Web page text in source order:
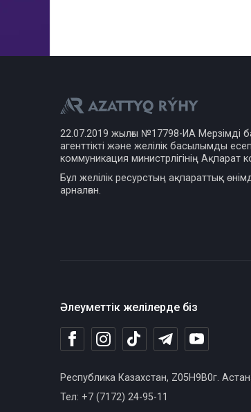
22.07.2019 жылғы №17798-ИА Мерзімді
агенттікті және желілік басылымды
коммуникация министрлігінің Ақпарат
Бұл желілік ресурстың ақпараттық
арналған.
Әлеуметтік желілерде біз
Республика Казахстан, Z05H9B0г.
Тел: +7 (7172) 24-95-11